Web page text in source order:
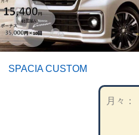
SPACIA CUSTOM
月々